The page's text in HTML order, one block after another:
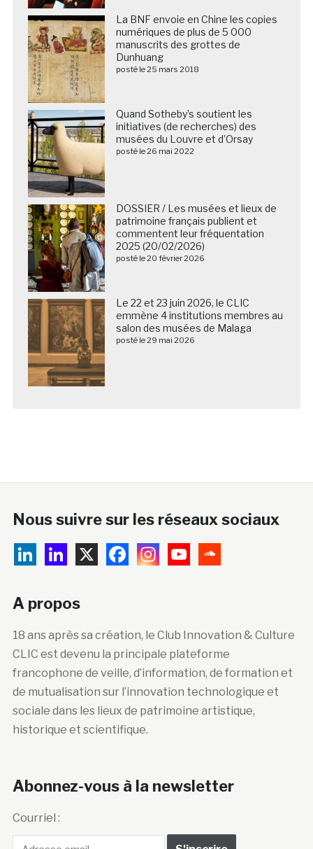
La BNF envoie en Chine les copies
numériques de plus de 5 000
manuscrits des grottes de
Dunhuang
posté le 25 mars 2018
Quand Sotheby’s soutient les
initiatives (de recherches) des
musées du Louvre et d’Orsay
posté le 26 mai 2022
DOSSIER / Les musées et lieux de
patrimoine français publient et
commentent leur fréquentation
2025 (20/02/2026)
posté le 20 février 2026
Le 22 et 23 juin 2026, le CLIC
emmène 4 institutions membres au
salon des musées de Malaga
posté le 29 mai 2026
Nous suivre sur les réseaux sociaux
A propos
18 ans après sa création, le Club Innovation & Culture
CLIC est devenu la principale plateforme
francophone de veille, d’information, de formation et
de mutualisation sur l’innovation technologique et
sociale dans les lieux de patrimoine artistique,
historique et scientifique.
Abonnez-vous à la newsletter
Courriel :